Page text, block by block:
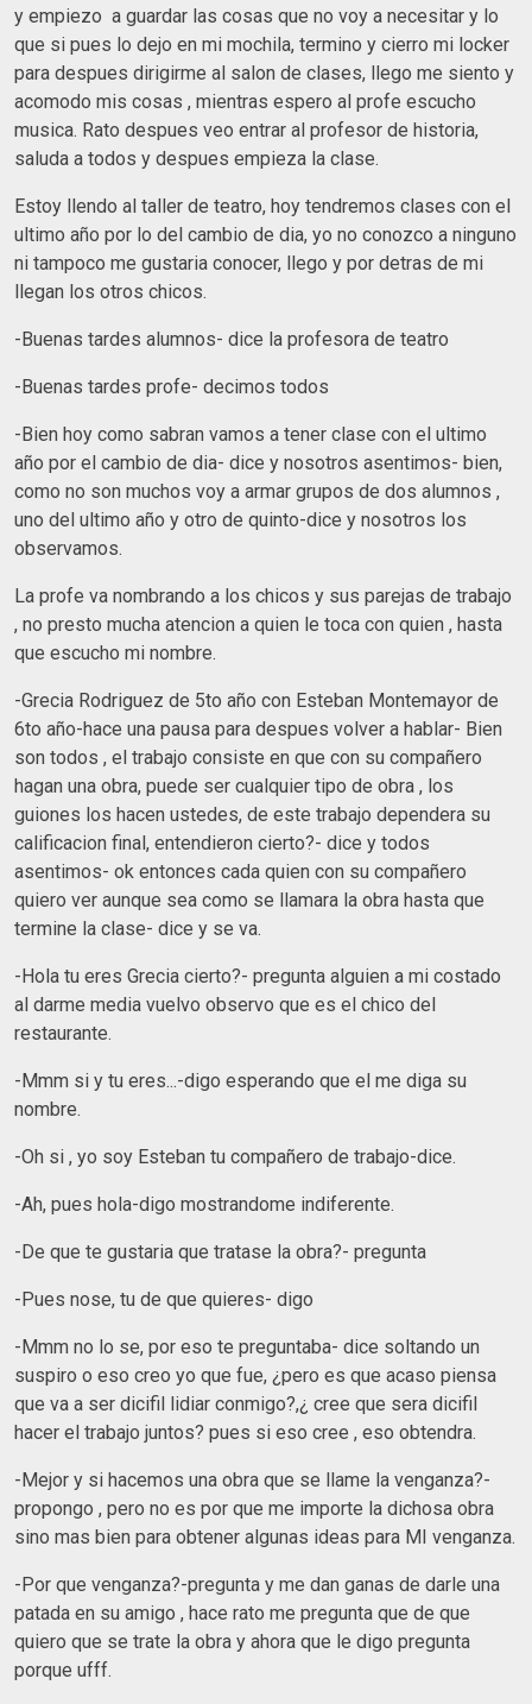
y empiezo a guardar las cosas que no voy a necesitar y lo
que si pues lo dejo en mi mochila, termino y cierro mi locker
para despues dirigirme al salon de clases, llego me siento y
acomodo mis cosas , mientras espero al profe escucho
musica. Rato despues veo entrar al profesor de historia,
saluda a todos y despues empieza la clase.
Estoy llendo al taller de teatro, hoy tendremos clases con el
ultimo año por lo del cambio de dia, yo no conozco a ninguno
ni tampoco me gustaria conocer, llego y por detras de mi
llegan los otros chicos.
-Buenas tardes alumnos- dice la profesora de teatro
-Buenas tardes profe- decimos todos
-Bien hoy como sabran vamos a tener clase con el ultimo
año por el cambio de dia- dice y nosotros asentimos- bien,
como no son muchos voy a armar grupos de dos alumnos ,
uno del ultimo año y otro de quinto-dice y nosotros los
observamos.
La profe va nombrando a los chicos y sus parejas de trabajo
, no presto mucha atencion a quien le toca con quien , hasta
que escucho mi nombre.
-Grecia Rodriguez de 5to año con Esteban Montemayor de
6to año-hace una pausa para despues volver a hablar- Bien
son todos , el trabajo consiste en que con su compañero
hagan una obra, puede ser cualquier tipo de obra , los
guiones los hacen ustedes, de este trabajo dependera su
calificacion final, entendieron cierto?- dice y todos
asentimos- ok entonces cada quien con su compañero
quiero ver aunque sea como se llamara la obra hasta que
termine la clase- dice y se va.
-Hola tu eres Grecia cierto?- pregunta alguien a mi costado
al darme media vuelvo observo que es el chico del
restaurante.
-Mmm si y tu eres...-digo esperando que el me diga su
nombre.
-Oh si , yo soy Esteban tu compañero de trabajo-dice.
-Ah, pues hola-digo mostrandome indiferente.
-De que te gustaria que tratase la obra?- pregunta
-Pues nose, tu de que quieres- digo
-Mmm no lo se, por eso te preguntaba- dice soltando un
suspiro o eso creo yo que fue, ¿pero es que acaso piensa
que va a ser dicifil lidiar conmigo?,¿ cree que sera dicifil
hacer el trabajo juntos? pues si eso cree , eso obtendra.
-Mejor y si hacemos una obra que se llame la venganza?-
propongo , pero no es por que me importe la dichosa obra
sino mas bien para obtener algunas ideas para MI venganza.
-Por que venganza?-pregunta y me dan ganas de darle una
patada en su amigo , hace rato me pregunta que de que
quiero que se trate la obra y ahora que le digo pregunta
porque ufff.